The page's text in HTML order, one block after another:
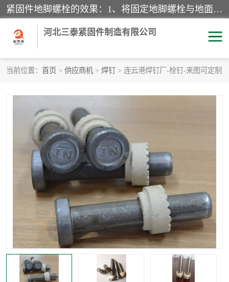
紧固件地脚螺栓的效果：1、将固定地脚螺栓与地面用水泥等物品灌溉在一起，可用来固定较小振荡和冲击的设备。2、活动地脚是一种可拆卸的地脚螺栓，可以固定有激烈振荡和冲击的大型机器设备。3、胀锚地脚螺栓用于固定比较简略且重量轻的设备，辅佐设备长期处于静止状态下。4、粘接地脚螺栓为一种使用广泛且常见的设备，它也是用来固定简略设备的小件。
河北三泰紧固件制造有限公司
当前位置： 首页 > 供应商机 > 焊钉 > 连云港焊钉厂-栓钉-来图可定制
悬挑梁拉杆
高强度